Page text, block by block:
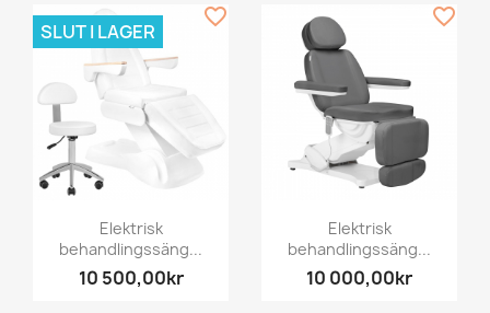
Elektrisk
behandlingssäng...
10 500,00kr
SLUT I LAGER
favorite_border
Elektrisk
behandlingssäng...
10 000,00kr
favorite_border